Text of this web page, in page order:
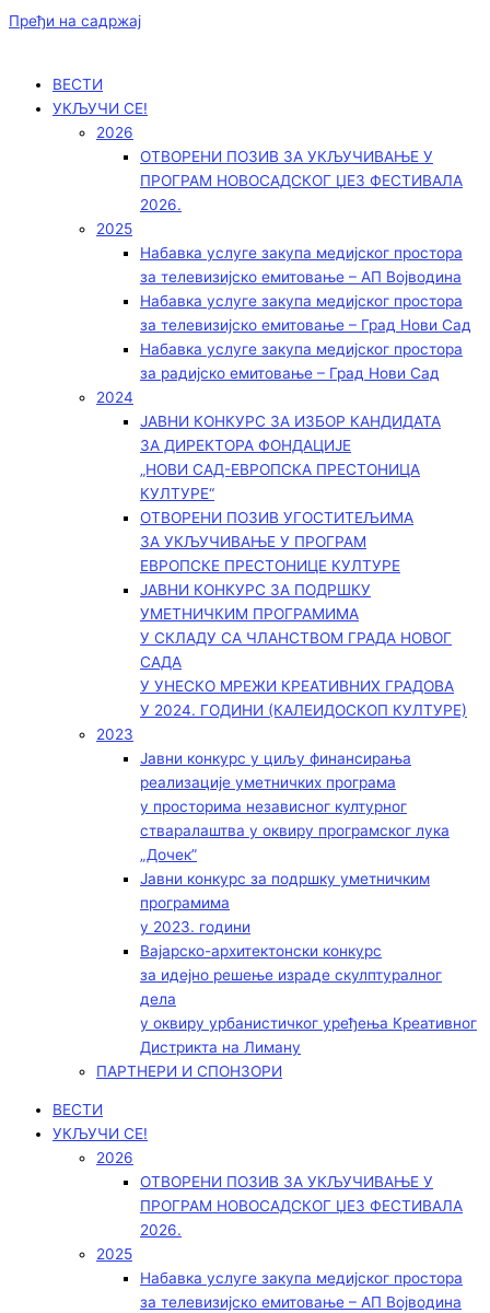
Пређи на садржај
ВЕСТИ
УКЉУЧИ СЕ!
2026
ОТВОРЕНИ ПОЗИВ ЗА УКЉУЧИВАЊЕ У
ПРОГРАМ НОВОСАДСКОГ ЏЕЗ ФЕСТИВАЛА
2026.
2025
Набавка услуге закупа медијског простора
за телевизијско емитовање – АП Војводинa
Набавка услуге закупа медијског простора
за телевизијско емитовање – Град Нови Сад
Набавка услуге закупа медијског простора
за радијско емитовање – Град Нови Сад
2024
ЈАВНИ КОНКУРС ЗА ИЗБОР КАНДИДАТА
ЗА ДИРЕКТОРА ФОНДАЦИЈЕ
„НОВИ САД-ЕВРОПСКА ПРЕСТОНИЦА
КУЛТУРЕ“
ОТВОРЕНИ ПОЗИВ УГОСТИТЕЉИМА
ЗА УКЉУЧИВАЊЕ У ПРОГРАМ
ЕВРОПСКЕ ПРЕСТОНИЦЕ КУЛТУРЕ
ЈАВНИ КОНКУРС ЗА ПОДРШКУ
УМЕТНИЧКИМ ПРОГРАМИМА
У СКЛАДУ СА ЧЛАНСТВОМ ГРАДА НОВОГ
САДА
У УНЕСКО МРЕЖИ КРЕАТИВНИХ ГРАДОВА
У 2024. ГОДИНИ (КАЛЕИДОСКОП КУЛТУРЕ)
2023
Јавни конкурс у циљу финансирања
реализације уметничких програма
у просторима независног културног
стваралаштва у оквиру програмског лука
„Дочек”
Јавни конкурс за подршку уметничким
програмима
у 2023. години
Вајарско-архитектонски конкурс
за идејно решење израде скулптуралног
дела
у оквиру урбанистичког уређења Креативног
Дистрикта на Лиману
ПАРТНЕРИ И СПОНЗОРИ
ВЕСТИ
УКЉУЧИ СЕ!
2026
ОТВОРЕНИ ПОЗИВ ЗА УКЉУЧИВАЊЕ У
ПРОГРАМ НОВОСАДСКОГ ЏЕЗ ФЕСТИВАЛА
2026.
2025
Набавка услуге закупа медијског простора
за телевизијско емитовање – АП Војводинa